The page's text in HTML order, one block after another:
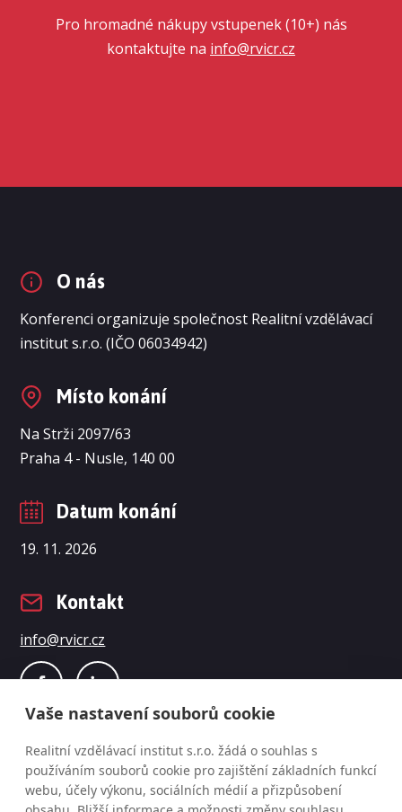
Vaše nastavení souborů cookie
Realitní vzdělávací institut s.r.o. žádá o souhlas s
používáním souborů cookie pro zajištění základních funkcí
webu, účely výkonu, sociálních médií a přizpůsobení
Pro hromadné nákupy vstupenek (10+) nás
kontaktujte na info@rvicr.cz
O nás
Konferenci organizuje společnost Realitní vzdělávací
institut s.r.o. (IČO 06034942)
Místo konání
Na Strži 2097/63
Praha 4 - Nusle, 140 00
Datum konání
19. 11. 2026
Kontakt
info@rvicr.cz